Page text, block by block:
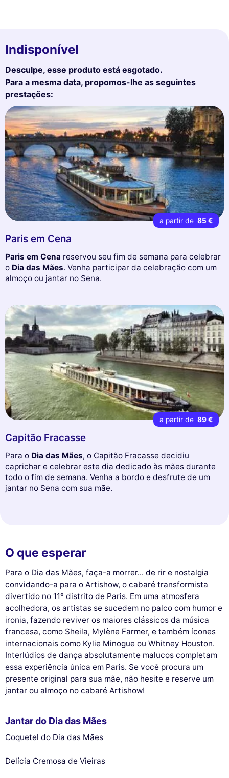
Indisponível
Desculpe, esse produto está esgotado.
Para a mesma data, propomos-lhe as seguintes
prestações:
a partir de 85 €
Paris em Cena
Paris em Cena reservou seu fim de semana para celebrar
o Dia das Mães. Venha participar da celebração com um
almoço ou jantar no Sena.
a partir de 89 €
Capitão Fracasse
Para o Dia das Mães, o Capitão Fracasse decidiu
caprichar e celebrar este dia dedicado às mães durante
todo o fim de semana. Venha a bordo e desfrute de um
jantar no Sena com sua mãe.
O que esperar
Para o Dia das Mães, faça-a morrer... de rir e nostalgia
convidando-a para o Artishow, o cabaré transformista
divertido no 11º distrito de Paris. Em uma atmosfera
acolhedora, os artistas se sucedem no palco com humor e
ironia, fazendo reviver os maiores clássicos da música
francesa, como Sheila, Mylène Farmer, e também ícones
internacionais como Kylie Minogue ou Whitney Houston.
Interlúdios de dança absolutamente malucos completam
essa experiência única em Paris. Se você procura um
presente original para sua mãe, não hesite e reserve um
jantar ou almoço no cabaré Artishow!
Jantar do Dia das Mães
Coquetel do Dia das Mães
Delícia Cremosa de Vieiras